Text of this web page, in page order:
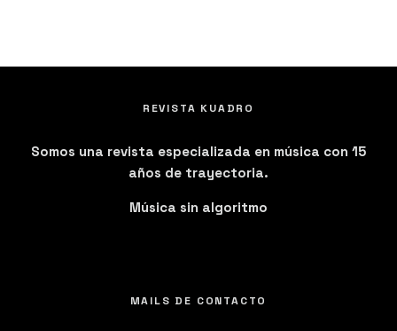
REVISTA KUADRO
Somos una revista especializada en música con 15
años de trayectoria.
Música sin algoritmo
MAILS DE CONTACTO